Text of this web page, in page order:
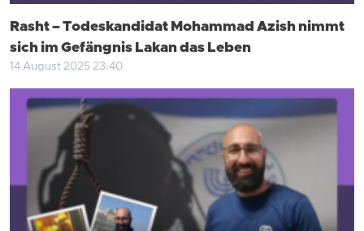
Rasht – Todeskandidat Mohammad Azish nimmt
sich im Gefängnis Lakan das Leben
14 August 2025 23:40